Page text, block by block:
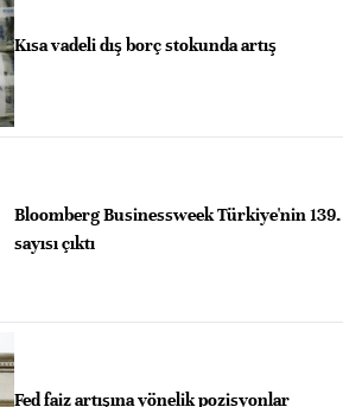
Kısa vadeli dış borç stokunda artış
Bloomberg Businessweek Türkiye'nin 139.
sayısı çıktı
Fed faiz artışına yönelik pozisyonlar